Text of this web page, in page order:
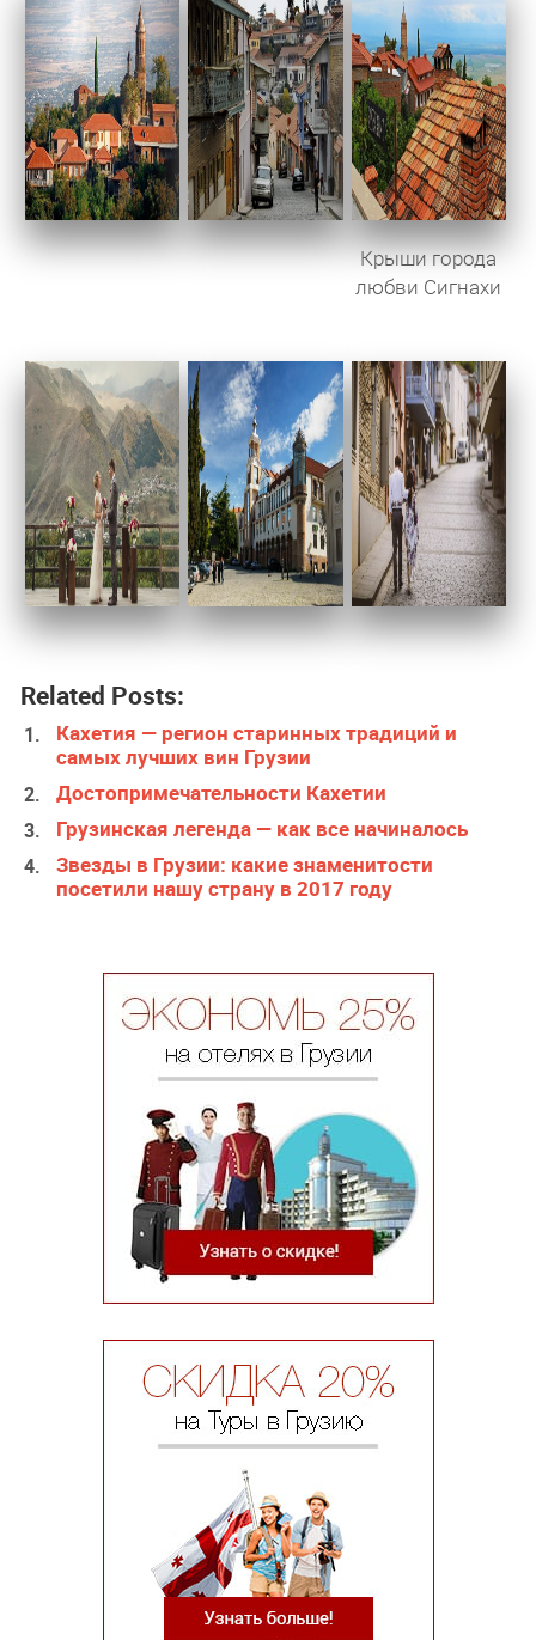
Крыши города
любви Сигнахи
Related Posts:
Кахетия — регион старинных традиций и
самых лучших вин Грузии
Достопримечательности Кахетии
Грузинская легенда — как все начиналось
Звезды в Грузии: какие знаменитости
посетили нашу страну в 2017 году